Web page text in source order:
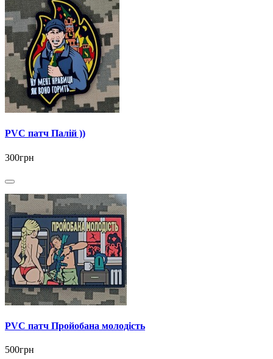
PVC патч Палій ))
300грн
PVC патч Пройобана молодість
500грн